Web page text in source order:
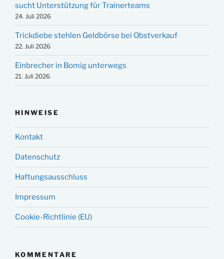
sucht Unterstützung für Trainerteams
24. Juli 2026
Trickdiebe stehlen Geldbörse bei Obstverkauf
22. Juli 2026
Einbrecher in Bomig unterwegs
21. Juli 2026
HINWEISE
Kontakt
Datenschutz
Haftungsausschluss
Impressum
Cookie-Richtlinie (EU)
KOMMENTARE